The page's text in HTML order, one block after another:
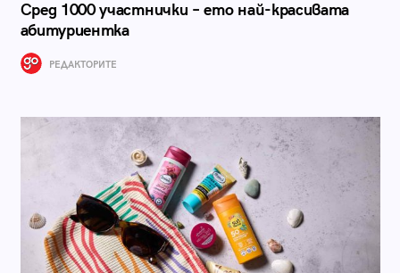
Сред 1000 участнички – ето най-красивата
абитуриентка
РЕДАКТОРИТЕ